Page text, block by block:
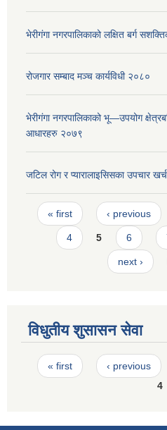
भेरीगंगा नगरपालिकाको लक्षित बर्ग
रोजगार सम्बाद मञ्च कार्यविधी २०८०
भेरीगंगा नगरपालिकाको भू—उपयोग
आधारहरु २०७९
जटिल रोग र प्यारालाइसिसका उपचार
Pages
« first ‹ previous
4 5 6
next ›
विधुतीय शुसासन सेवा
Pages
« first ‹ previous
4